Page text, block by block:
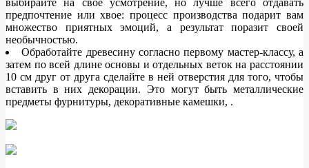
выбирайте на свое усмотрение, но лучше всего отдавать
предпочтение или хвое: процесс производства подарит вам
множество приятных эмоций, а результат поразит своей
необычностью.
Обработайте древесину согласно первому мастер-классу, а
затем по всей длине основы и отдельных веток на расстоянии
10 см друг от друга сделайте в ней отверстия для того, чтобы
вставить в них декорации. Это могут быть металлические
предметы фурнитуры, декоративные камешки, .